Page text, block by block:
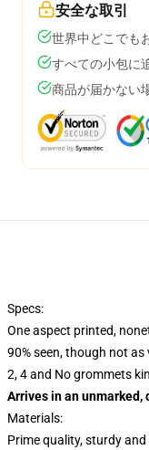
安全な取引
世界中どこでも
すべての小包に
商品が届かない
Specs:
One aspect printed,
90% seen, though not
2, 4 and No grommets
Arrives in an unmarked,
Materials:
Prime quality, sturdy